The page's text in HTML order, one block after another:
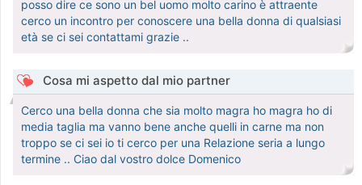
posso dire ce sono un bel uomo molto carino è attraente
cerco un incontro per conoscere una bella donna di qualsiasi
età se ci sei contattami grazie ..
Cosa mi aspetto dal mio partner
Cerco una bella donna che sia molto magra ho magra ho di
media taglia ma vanno bene anche quelli in carne ma non
troppo se ci sei io ti cerco per una Relazione seria a lungo
termine .. Ciao dal vostro dolce Domenico